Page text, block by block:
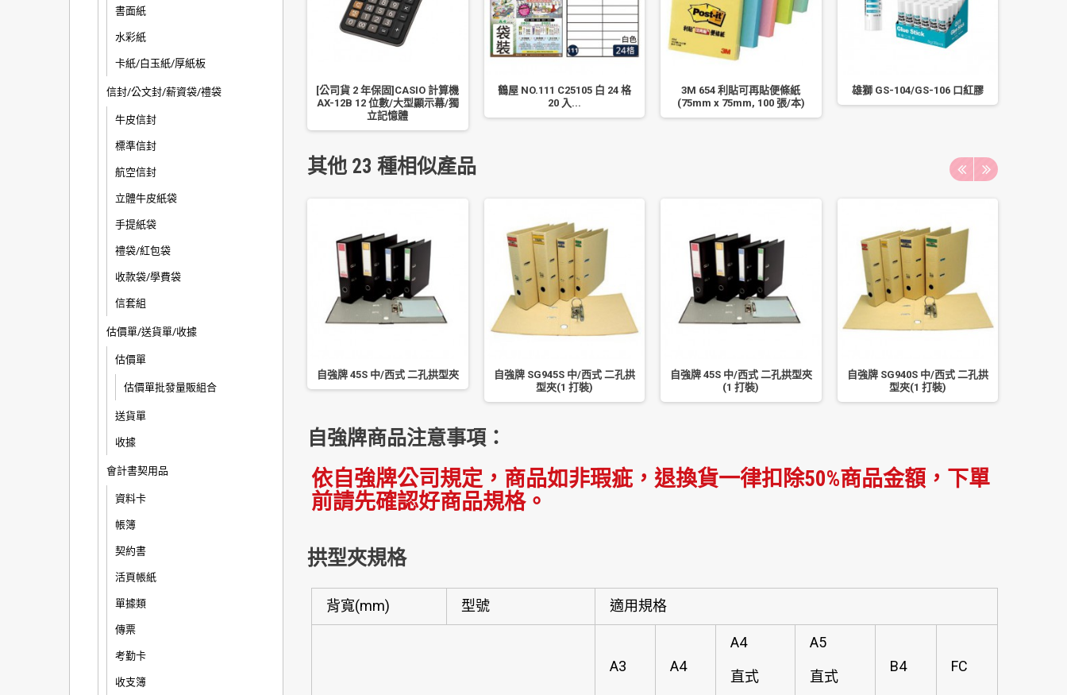
書面紙
水彩紙
卡紙/白玉紙/厚紙板
信封/公文封/薪資袋/禮袋
牛皮信封
標準信封
航空信封
立體牛皮紙袋
手提紙袋
禮袋/紅包袋
收款袋/學費袋
信套組
估價單/送貨單/收據
估價單
估價單批發量販組合
送貨單
收據
會計書契用品
資料卡
帳簿
契約書
活頁帳紙
單據類
傳票
考勤卡
收支簿
珠友 RB-13022 A4/13K PP 布
[公司貨 2 年保固]CASIO 計算機
AX-12B 12 位數/大型顯示幕/獨
立記憶體
鶴屋 NO.111 C25105 白 24 格
20 入...
3M 654 利貼可再貼便條紙
(75mm x 75mm, 100 張/本)
雄獅 GS-104/GS-106 口紅膠
其他 23 種相似產品
夾 12 入 藍
自強牌 45S 中/西式 二孔拱型夾
自強牌 SG945S 中/西式 二孔拱
型夾(1 打裝)
自強牌 45S 中/西式 二孔拱型夾
(1 打裝)
自強牌 SG940S 中/西式 二孔拱
型夾(1 打裝)
自強牌商品注意事項：
依自強牌公司規定，商品如非瑕疵，退換貨一律扣除50%商品金額，下單
前請先確認好商品規格。
拱型夾規格
背寬(mm) 型號 適用規格
A3 A4
A4
直式
A5
直式
B4 FC